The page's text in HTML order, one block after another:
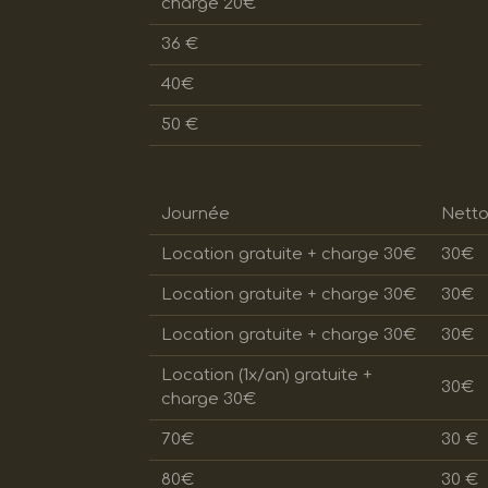
charge 20€
36 €
40€
50 €
Journée
Location gratuite + charge 30€ 30€
Location gratuite + charge 30€ 30€
Location gratuite + charge 30€ 30€
Location (1x/an) gratuite +
charge 30€
30€
70€ 30 €
80€ 30 €